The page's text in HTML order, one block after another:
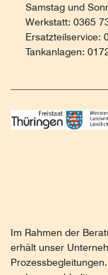
Samstag und
Werkstatt: 0365
Ersatzteilservice:
Tankanlagen:
Im Rahmen der
erhält unser